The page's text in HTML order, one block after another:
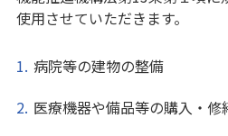
使用させていただきます。
病院等の建物の整備
医療機器や備品等の購入・修